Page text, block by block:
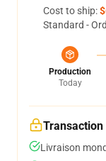
Cost to ship:
Standard -
Production
Today
Livraison